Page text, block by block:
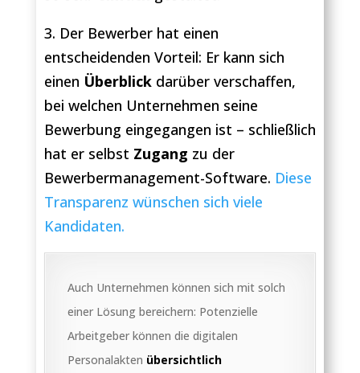
3. Der Bewerber hat einen
entscheidenden Vorteil: Er kann sich
einen Überblickdarüber verschaffen,
bei welchen Unternehmen seine
Bewerbung eingegangen ist – schließlich
hat er selbst Zugang zu der
Bewerbermanagement-Software. Diese
Transparenz wünschen sich viele
Kandidaten.
Auch Unternehmen können sich mit solch
einer Lösung bereichern: Potenzielle
Arbeitgeber können die digitalen
Personalakten übersichtlich